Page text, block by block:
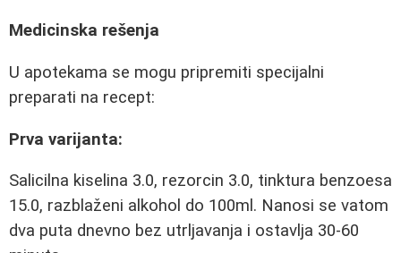
Medicinska rešenja
U apotekama se mogu pripremiti specijalni
preparati na recept:
Prva varijanta:
Salicilna kiselina 3.0, rezorcin 3.0, tinktura benzoesa
15.0, razblaženi alkohol do 100ml. Nanosi se vatom
dva puta dnevno bez utrljavanja i ostavlja 30-60